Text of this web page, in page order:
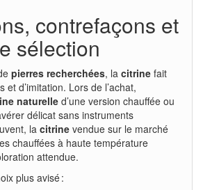
contrefaçons et
sélection
pierres recherchées, la citrine fait
et d’imitation. Lors de l’achat,
naturelled’une version chauffée ou
délicat sans instruments
la citrine vendue sur le marché
chauffées à haute température
attendue.
plus avisé :